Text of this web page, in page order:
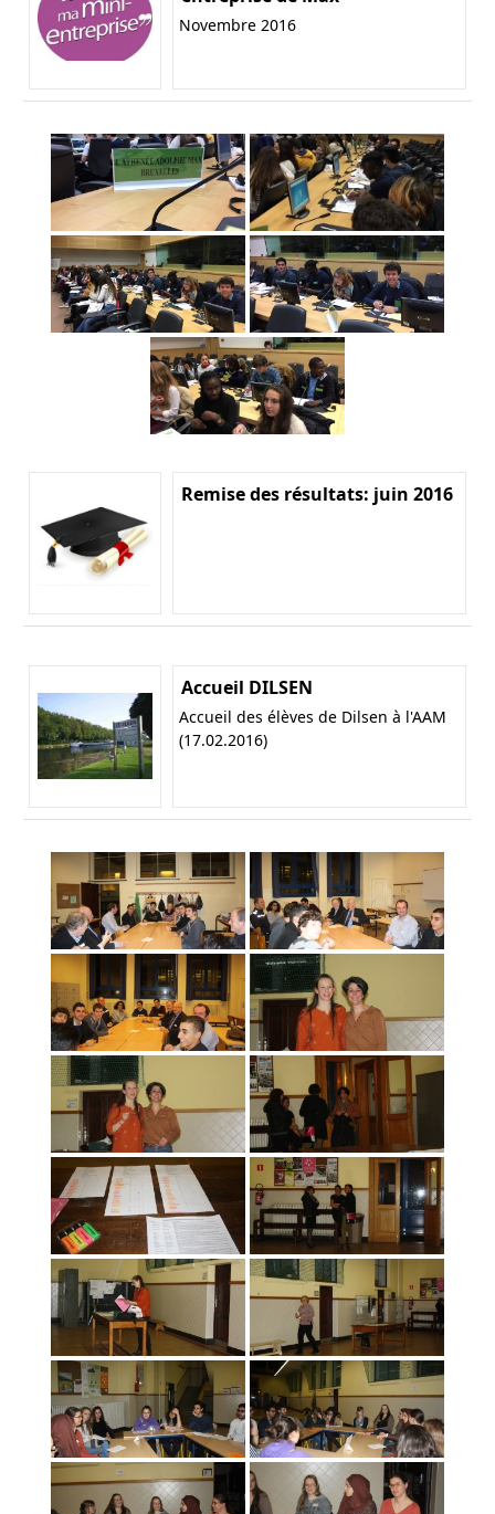
Novembre 2016
Remise des résultats: juin 2016
Accueil DILSEN
Accueil des élèves de Dilsen à l'AAM
(17.02.2016)